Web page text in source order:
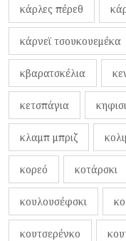
κάρλες πέρεθ
κάρνεϊ τσουκουεμέκα
κβαρατσκέλια
κετσπάγια
κλαμπ μπριζ
κορεό κοτάρσκι
κουλουσέφσκι
κουτσερένκο